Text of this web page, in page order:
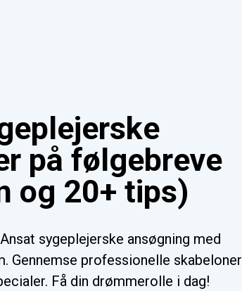
på følgebreve
og 20+ tips)
sygeplejerske ansøgning med
Gennemse professionelle skabeloner
Få din drømmerolle i dag!